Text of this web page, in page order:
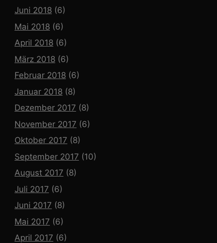
Juni 2018 (6)
Mai 2018 (6)
April 2018 (6)
März 2018 (6)
Februar 2018 (6)
Januar 2018 (8)
Dezember 2017 (8)
November 2017 (6)
Oktober 2017 (8)
September 2017 (10)
August 2017 (8)
Juli 2017 (6)
Juni 2017 (8)
Mai 2017 (6)
April 2017 (6)